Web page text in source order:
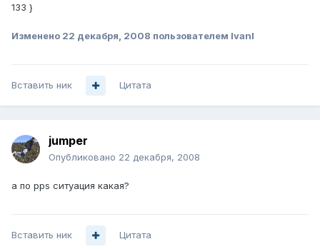
133 }
Изменено 22 декабря, 2008 пользователем IvanI
Вставить ник Цитата
jumper
Опубликовано 22 декабря, 2008
а по pps ситуация какая?
Вставить ник Цитата